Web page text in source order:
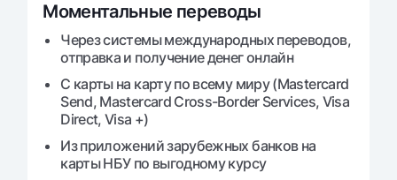
Моментальные переводы
Через системы международных переводов,
отправка и получение денег онлайн
С карты на карту по всему миру (Mastercard
Send, Mastercard Cross-Border Services, Visa
Direct, Visa +)
Из приложений зарубежных банков на
карты НБУ по выгодному курсу